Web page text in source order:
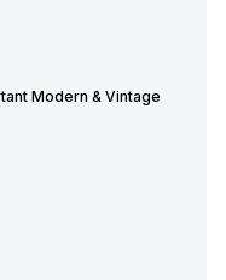
Modern & Vintage